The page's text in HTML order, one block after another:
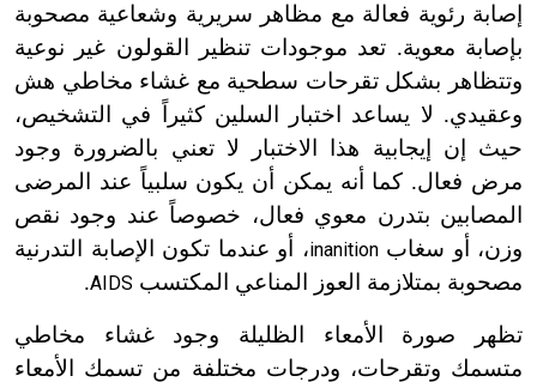
إصابة رئوية فعالة مع مظاهر سريرية وشعاعية مصحوبة
بإصابة معوية. تعد موجودات تنظير القولون غير نوعية
وتتظاهر بشكل تقرحات سطحية مع غشاء مخاطي هش
وعقيدي. لا يساعد اختبار السلين كثيراً في التشخيص،
حيث إن إيجابية هذا الاختبار لا تعني بالضرورة وجود
مرض فعال. كما أنه يمكن أن يكون سلبياً عند المرضى
المصابين بتدرن معوي فعال، خصوصاً عند وجود نقص
وزن، أو سغابinanition، أو عندما تكون الإصابة التدرنية
مصحوبة بمتلازمة العوز المناعي المكتسب AIDS
.
تظهر صورة الأمعاء الظليلة وجود غشاء مخاطي
متسمك وتقرحات، ودرجات مختلفة من تسمك الأمعاء